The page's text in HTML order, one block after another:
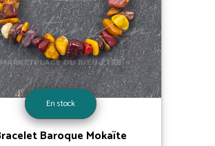
En stock
Baroque Mokaïte